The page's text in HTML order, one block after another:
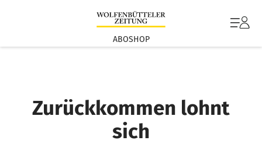
ABOSHOP
Zurückkommen lohnt
sich